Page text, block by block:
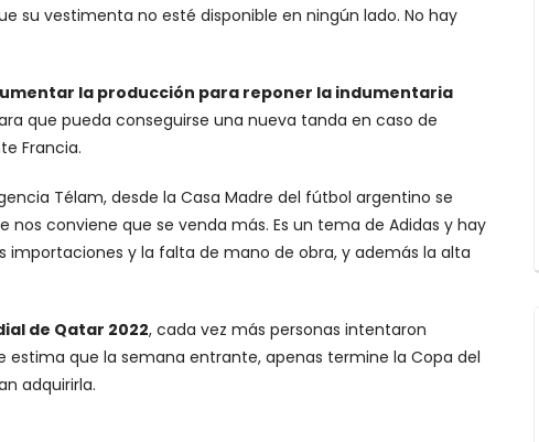
su vestimenta no esté disponible en ningún lado. No hay
la producción para reponer la indumentaria
que pueda conseguirse una nueva tanda en caso de
Francia.
Télam, desde la Casa Madre del fútbol argentino se
nos conviene que se venda más. Es un tema de Adidas y hay
y la falta de mano de obra, y además la alta
de Qatar 2022, cada vez más personas intentaron
estima que la semana entrante, apenas termine la Copa del
adquirirla.